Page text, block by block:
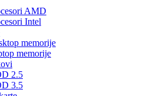
AMD
Intel
memorije
memorije
2.5
3.5